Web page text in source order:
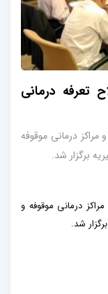
تعرفه درمانی
درمانی موقوفه
برگزار شد.
درمانی موقوفه و
شد.